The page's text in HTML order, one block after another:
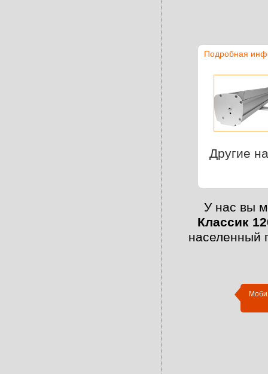
Другие
Подробная
У нас вы
Классик
населенный